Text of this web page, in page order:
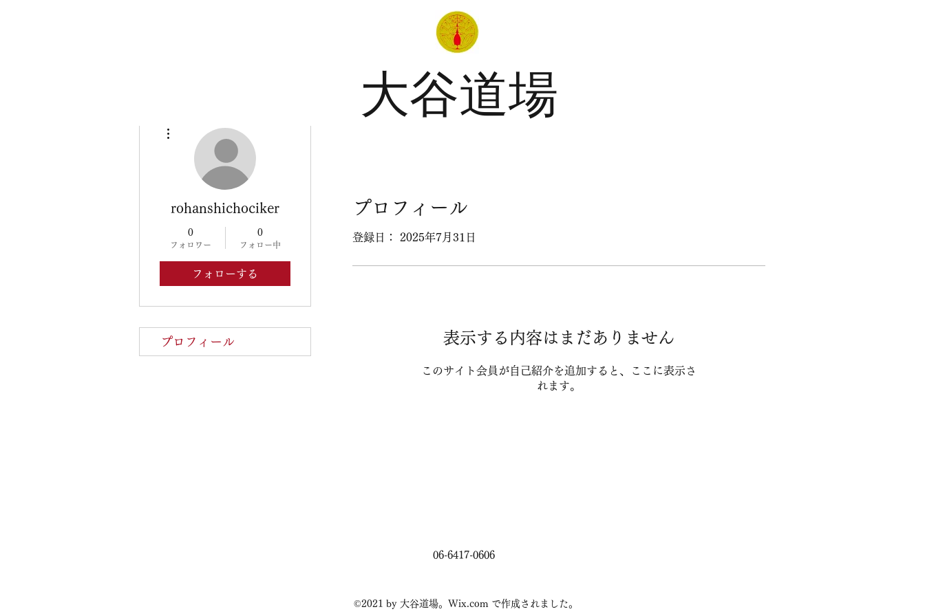
大谷道場
プロフィール
登録日： 2025年7月31日
表示する内容はまだありません
このサイト会員が自己紹介を追加すると、ここに表示さ
れます。
rohanshichociker
0
フォロワー
0
フォロー中
フォローする
プロフィール
06-6417-0606
©2021 by 大谷道場。Wix.com で作成されました。